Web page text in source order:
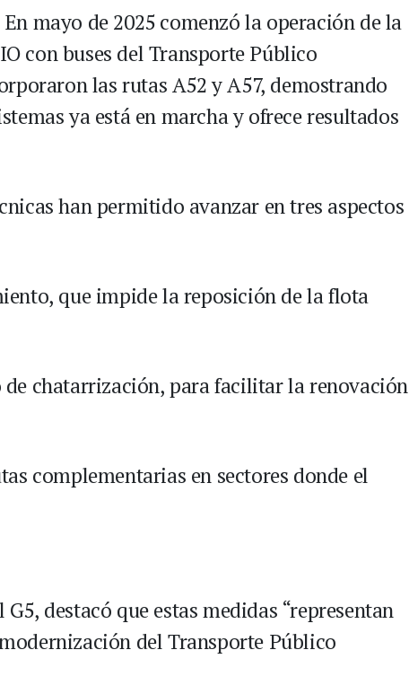
mayo de 2025 comenzó la operación de la
con buses del Transporte Público
las rutas A52 y A57, demostrando
ya está en marcha y ofrece resultados
han permitido avanzar en tres aspectos
que impide la reposición de la flota
chatarrización, para facilitar la renovación
complementarias en sectores donde el
destacó que estas medidas “representan
del Transporte Público